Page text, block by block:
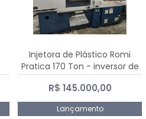
Injetora de Plástico Romi
Pratica 170 Ton - inversor de
frequência NR 12
R$ 145.000,00
Lançamento